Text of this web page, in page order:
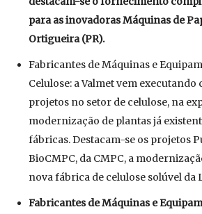
para as inovadoras Máquinas de
Ortigueira (PR).
Fabricantes de Máquinas e
Celulose: a Valmet vem
projetos no setor de celulose, na
modernização de plantas já
fábricas. Destacam-se os projetos
BioCMPC, da CMPC, a
nova fábrica de celulose solúvel da
Fabricantes de Máquinas e